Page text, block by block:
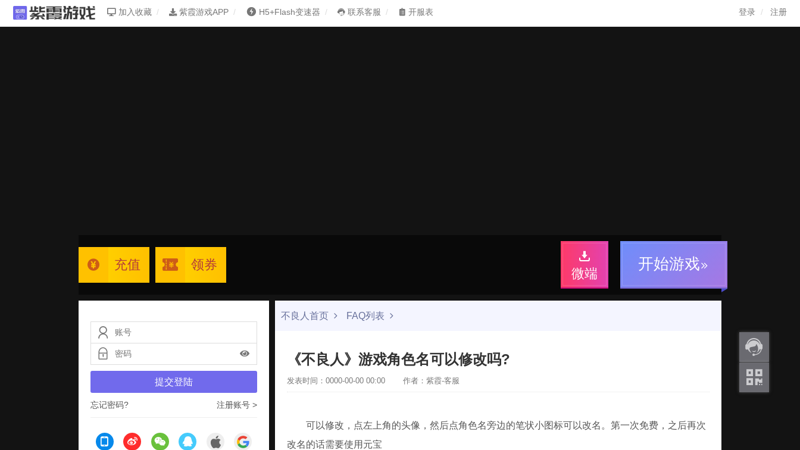
加入收藏 紫霞游戏APP H5+Flash变速器 联系客服 开服表 登录 注册
微端
充值 领券 开始游戏
提交登陆
忘记密码? 注册账号 >
不良人首页 FAQ列表
《不良人》游戏角色名可以修改吗?
发表时间：0000-00-00 00:00 作者：紫霞-客服
可以修改，点左上角的头像，然后点角色名旁边的笔状小图标可以改名。第一次免费，之后再次
改名的话需要使用元宝
返利
咨询